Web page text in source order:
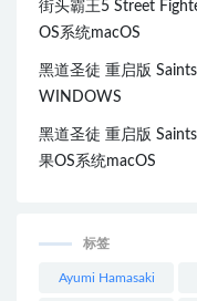
街头霸王5 Street
OS系统macOS
黑道圣徒 重启版
WINDOWS
黑道圣徒 重启版
果OS系统macOS
标签
Ayumi Hamasaki